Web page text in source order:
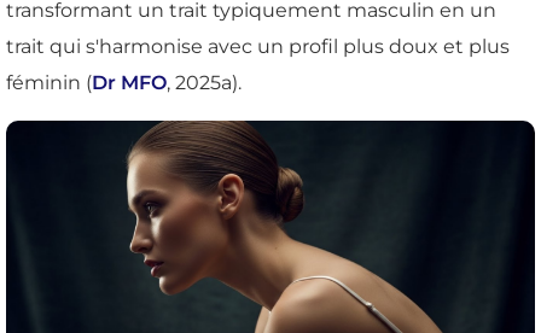
transformant un trait typiquement masculin en un
trait qui s'harmonise avec un profil plus doux et plus
féminin (Dr MFO, 2025a).